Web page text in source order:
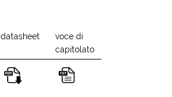
datasheet
voce di
capitolato